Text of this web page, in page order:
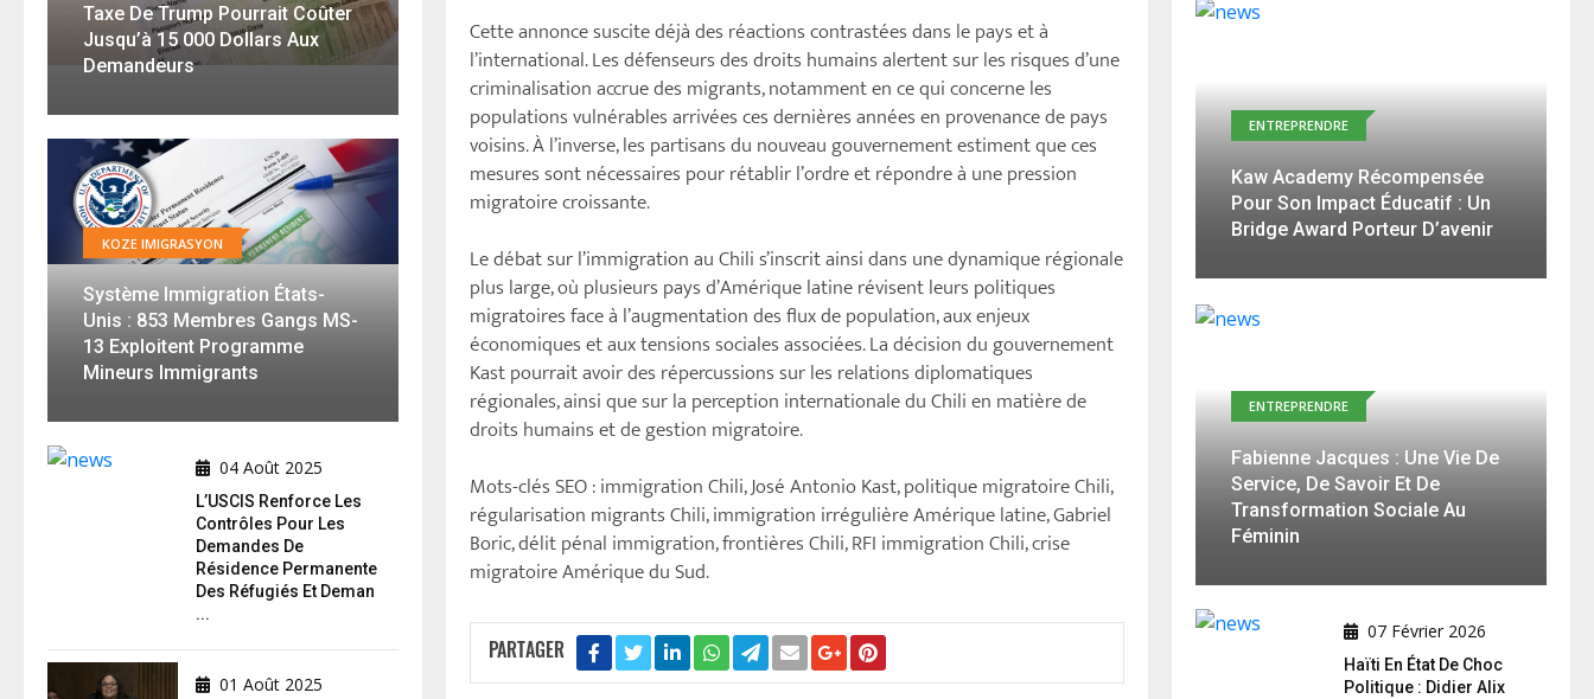
Cette annonce suscite déjà des réactions contrastées dans le pays et à
l’international. Les défenseurs des droits humains alertent sur les risques d’une
criminalisation accrue des migrants, notamment en ce qui concerne les
populations vulnérables arrivées ces dernières années en provenance de pays
voisins. À l’inverse, les partisans du nouveau gouvernement estiment que ces
mesures sont nécessaires pour rétablir l’ordre et répondre à une pression
migratoire croissante.
Le débat sur l’immigration au Chili s’inscrit ainsi dans une dynamique régionale
plus large, où plusieurs pays d’Amérique latine révisent leurs politiques
migratoires face à l’augmentation des flux de population, aux enjeux
économiques et aux tensions sociales associées. La décision du gouvernement
Kast pourrait avoir des répercussions sur les relations diplomatiques
régionales, ainsi que sur la perception internationale du Chili en matière de
droits humains et de gestion migratoire.
Mots-clés SEO : immigration Chili, José Antonio Kast, politique migratoire Chili,
régularisation migrants Chili, immigration irrégulière Amérique latine, Gabriel
Boric, délit pénal immigration, frontières Chili, RFI immigration Chili, crise
migratoire Amérique du Sud.
PARTAGER
Taxe De Trump Pourrait Coûter
Jusqu’à 15 000 Dollars Aux
Demandeurs
KOZE IMIGRASYON
Système Immigration États-
Unis : 853 Membres Gangs MS-
13 Exploitent Programme
Mineurs Immigrants
04 Août 2025
L’USCIS Renforce Les
Contrôles Pour Les
Demandes De
Résidence Permanente
Des Réfugiés Et Deman
...
01 Août 2025
ENTREPRENDRE
Kaw Academy Récompensée
Pour Son Impact Éducatif : Un
Bridge Award Porteur D’avenir
ENTREPRENDRE
Fabienne Jacques : Une Vie De
Service, De Savoir Et De
Transformation Sociale Au
Féminin
07 Février 2026
Haïti En État De Choc
Politique : Didier Alix